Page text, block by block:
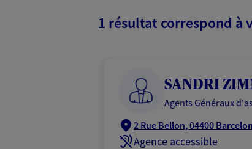
1 résultat correspond à
SANDRI
Agents Généraux
2 Rue Bellon, 04400
Agence accessible